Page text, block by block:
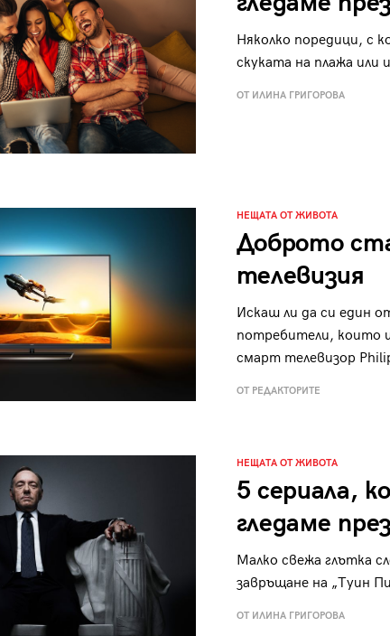
Няколко поредици, с
скуката на плажа или
ОТ ИЛИНА ГРИГОРОВА
НЕЩАТА ОТ ЖИВОТА
Доброто
телевизия
Искаш ли да си един
потребители, които
смарт телевизор
ОТ РЕДАКТОРИТЕ
НЕЩАТА ОТ ЖИВОТА
5 сериала,
гледаме
Малко свежа глътка
завръщане на „Туин
ОТ ИЛИНА ГРИГОРОВА